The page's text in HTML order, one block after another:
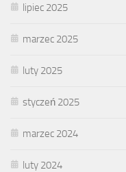
lipiec 2025
marzec 2025
luty 2025
styczeń 2025
marzec 2024
luty 2024